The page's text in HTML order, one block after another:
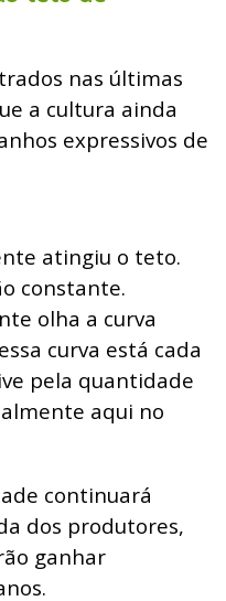
nas últimas
a cultura ainda
expressivos de
atingiu o teto.
constante.
olha a curva
curva está cada
pela quantidade
aqui no
continuará
dos produtores,
ganhar